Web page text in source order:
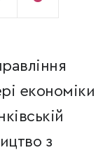
економіки
з